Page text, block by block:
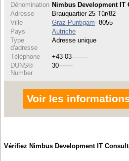
Dénomination Nimbus Development IT
Adresse
Brauquartier 25 Tür/82
Ville
Graz-Puntigam- 8055
Pays
Autriche
Type
d'adresse
Adresse unique
Téléphone
+43 03--------
DUNS®
Number
30-------
Voir les
Vérifiez Nimbus Development IT